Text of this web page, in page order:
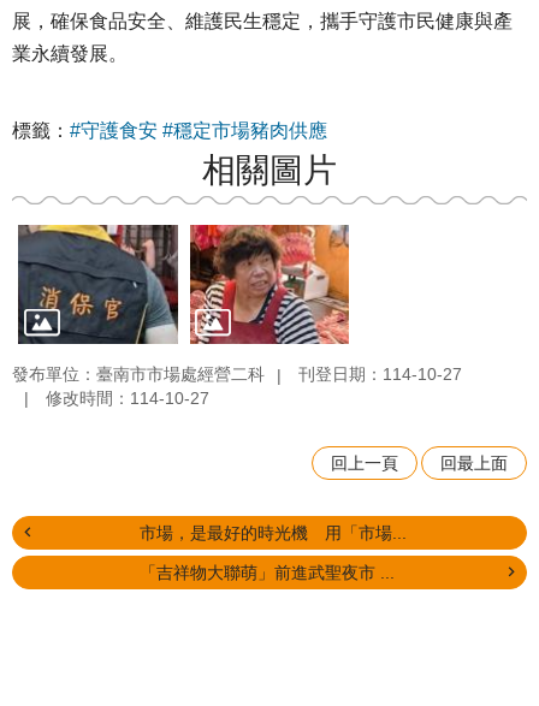
展，確保食品安全、維護民生穩定，攜手守護市民健康與產
業永續發展。
標籤： #守護食安 #穩定市場豬肉供應
相關圖片
發布單位：臺南市市場處經營二科
刊登日期：114-10-27
修改時間：114-10-27
回上一頁 回最上面
市場，是最好的時光機 用「市場...
「吉祥物大聯萌」前進武聖夜市 ...